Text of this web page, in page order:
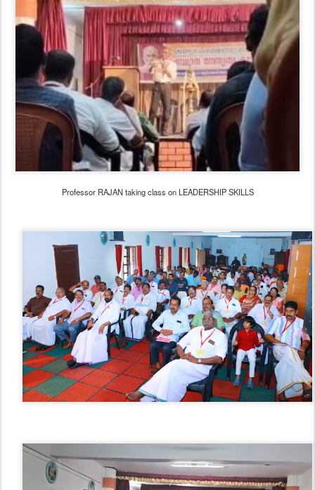
Professor RAJAN taking class on LEADERSHIP SKILLS